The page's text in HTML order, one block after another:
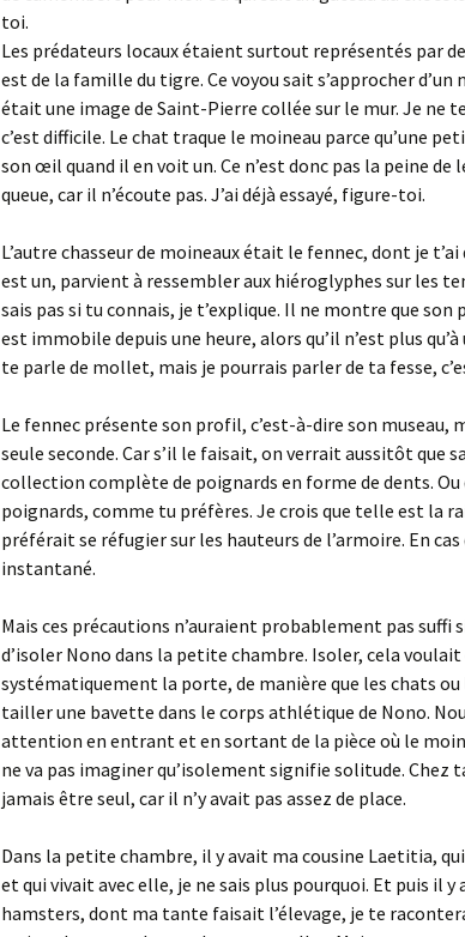
toi.
Les prédateurs locaux étaient surtout représentés par
est de la famille du tigre. Ce voyou sait s’approcher d’un
était une image de Saint-Pierre collée sur le mur. Je ne
c’est difficile. Le chat traque le moineau parce qu’une
son œil quand il en voit un. Ce n’est donc pas la peine de
queue, car il n’écoute pas. J’ai déjà essayé, figure-toi.
L’autre chasseur de moineaux était le fennec, dont je t’ai
est un, parvient à ressembler aux hiéroglyphes sur les
sais pas si tu connais, je t’explique. Il ne montre que
est immobile depuis une heure, alors qu’il n’est plus
te parle de mollet, mais je pourrais parler de ta fesse,
Le fennec présente son profil, c’est-à-dire son museau,
seule seconde. Car s’il le faisait, on verrait aussitôt que
collection complète de poignards en forme de dents. Ou
poignards, comme tu préfères. Je crois que telle est la
préférait se réfugier sur les hauteurs de l’armoire. En
instantané.
Mais ces précautions n’auraient probablement pas suffi
d’isoler Nono dans la petite chambre. Isoler, cela
systématiquement la porte, de manière que les chats
tailler une bavette dans le corps athlétique de Nono.
attention en entrant et en sortant de la pièce où le
ne va pas imaginer qu’isolement signifie solitude. Chez
jamais être seul, car il n’y avait pas assez de place.
Dans la petite chambre, il y avait ma cousine Laetitia,
et qui vivait avec elle, je ne sais plus pourquoi. Et puis il y
hamsters, dont ma tante faisait l’élevage, je te